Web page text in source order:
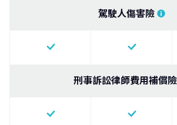
駕駛人傷害險
刑事訴訟律師費用補償險